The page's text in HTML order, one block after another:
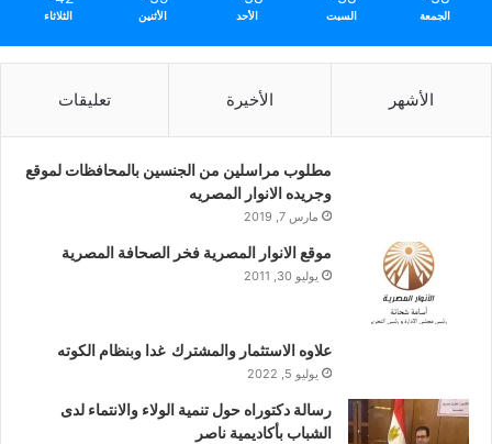
الجمعة السبت الأحد الأثنين الثلاثاء
الأشهر الأخيرة تعليقات
مطلوب مراسلين من الجنسين بالمحافظات لموقع
وجريده الانوار المصريه
مارس 7, 2019
موقع الانوار المصرية فخر الصحافة المصرية
يوليو 30, 2011
علاوه الاستثمار والمشترك غدا وبنظام الكوته
يوليو 5, 2022
رسالة دكتوراه حول تنمية الولاء والانتماء لدى
الشباب بأكاديمية ناصر